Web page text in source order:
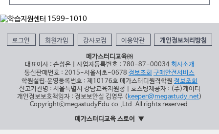
로그인 회원가입 강사모집 이용약관 개인정보처리방침
메가스터디교육㈜
대표이사 : 손성은 | 사업자등록번호 : 780-87-00034 회사소개
통신판매번호 : 2015-서울서초-0678 정보조회 구매안전서비스
학원설립∙운영등록번호 : 제10176호 메가스터디원격학원 정보조회
신고기관명 : 서울특별시 강남교육지원청 | 호스팅제공자 : (주)케이티
개인정보보호책임자 : 정보보안실 김영무 (keeper@megastudy.net)
CopyrightⓒmegastudyEdu.co.,Ltd. All rights reserved.
메가스터디교육 스토어